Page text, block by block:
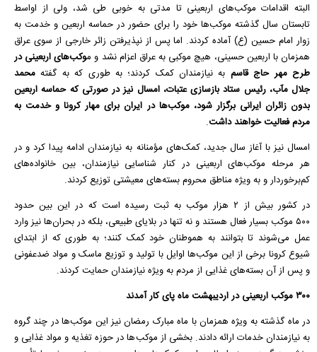
البته اقدامات موکب‌های اربعینی تا مدتی به خوبی طی شد، ولی از اواسط
تابستان سال گذشته موکب‌‌ها خود را برای حضور در حماسه اربعین و خدمت به
زوار امام حسین (ع) آماده کردند. اما پس از نپذیرفتن زائر خارجی از سوی عراق
همزمان با اربعین حسینی، هیچ موکبی به عراق اعزام نشد و موکب‌های اربعینی در
طرح مهر حاج قاسم به نیازمندان کمک کردند؛ به طوری که به گفته محمد
جلالمآب، رئیس ستاد بازسازی عتبات، امسال نیز در صورتی که حماسه اربعین
بدون زائران ایرانی برگزار شود،موکب‌ها در ایران برای مهارکروناو خدمت به
مردم فعالیت خواهند داشت.
امسال نیز با آغاز سال جدید، کمک‌های مؤمنانه به نیازمندان ادامه پیدا کرد و در
هر مرحله موکب‌های اربعینی در کنار شناسایی نیازمندان، بین خانواده‌های
کم‌برخوردار و به ویژه مناطق محروم بسته‌های معیشتی توزیع کردند.
در کشور بیش از ۲ هزار
موکببه ثبت رسیده است که در این بین حدود
۵۰۰ موکببسیار فعال هستند و نه تنها در بلایای طبیعی، بلکه در بحران‌ها نیز وارد
عمل می‌شوند تا بتوانند به هموطنان خود کمک کنند؛ به طوری که از ابتدای
شیوعکرونا برخی از این موکب‌ها اوایل با تولید و توزیع ماسک و مواد ضدعفونی
و پس از آن بسته‌های غذایی از مردم به ویژه نیازمندان حمایت کردند.
۳۰۰ موکب اربعینی در اردیبهشت ماه پای کار آمدند
در ماه گذشته به ویژه همزمان با ماه مبارک رمضان نیز این موکب‌ها در چند گروه
به نیازمندان خدمات ارائه دادند. بخشی از موکب‌ها در حوزه تغذیه و مواد غذایی و